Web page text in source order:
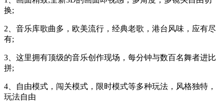
换;
2、音乐库歌曲多，欧美流行，经典老歌，港台风味，应有尽
有;
3、这里拥有顶级的音乐创作现场，每分钟与数百名舞者进比
拼;
4、自由模式，闯关模式，限时模式等多种玩法，风格独特，
玩法自由